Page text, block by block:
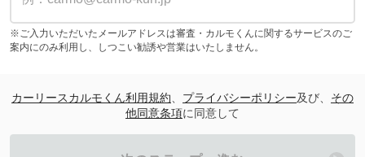
※ご入力いただいたメールアドレスは審査・カルモくんに関するサービスのご
案内にのみ利用し、しつこい勧誘や営業はいたしません。
カーリースカルモくん利用規約 プライバシーポリシー及び、 その
他同意条項に同意して